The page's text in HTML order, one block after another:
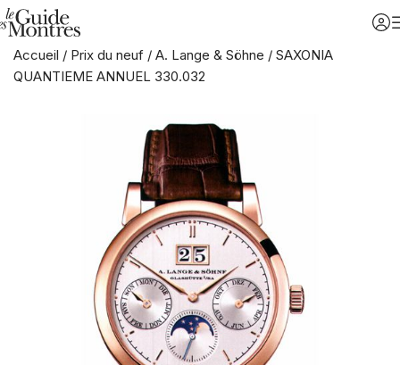
Accueil / Prix du neuf / A. Lange & Söhne / SAXONIA
QUANTIEME ANNUEL 330.032